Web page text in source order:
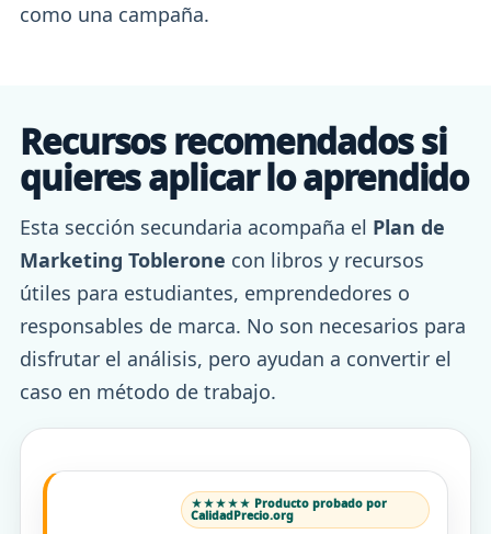
como una campaña.
Recursos recomendados si
quieres aplicar lo aprendido
Esta sección secundaria acompaña el Plan de
Marketing Toblerone con libros y recursos
útiles para estudiantes, emprendedores o
responsables de marca. No son necesarios para
disfrutar el análisis, pero ayudan a convertir el
caso en método de trabajo.
★★★★★ Producto probado por
CalidadPrecio.org